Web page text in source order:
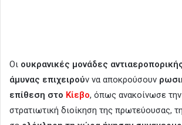
Οι ουκρανικές μονάδες
άμυνας επιχειρούν να αποκρούσουν
επίθεση στο Κίεβο, όπως ανακοίνωσε
στρατιωτική διοίκηση της πρωτεύουσας,